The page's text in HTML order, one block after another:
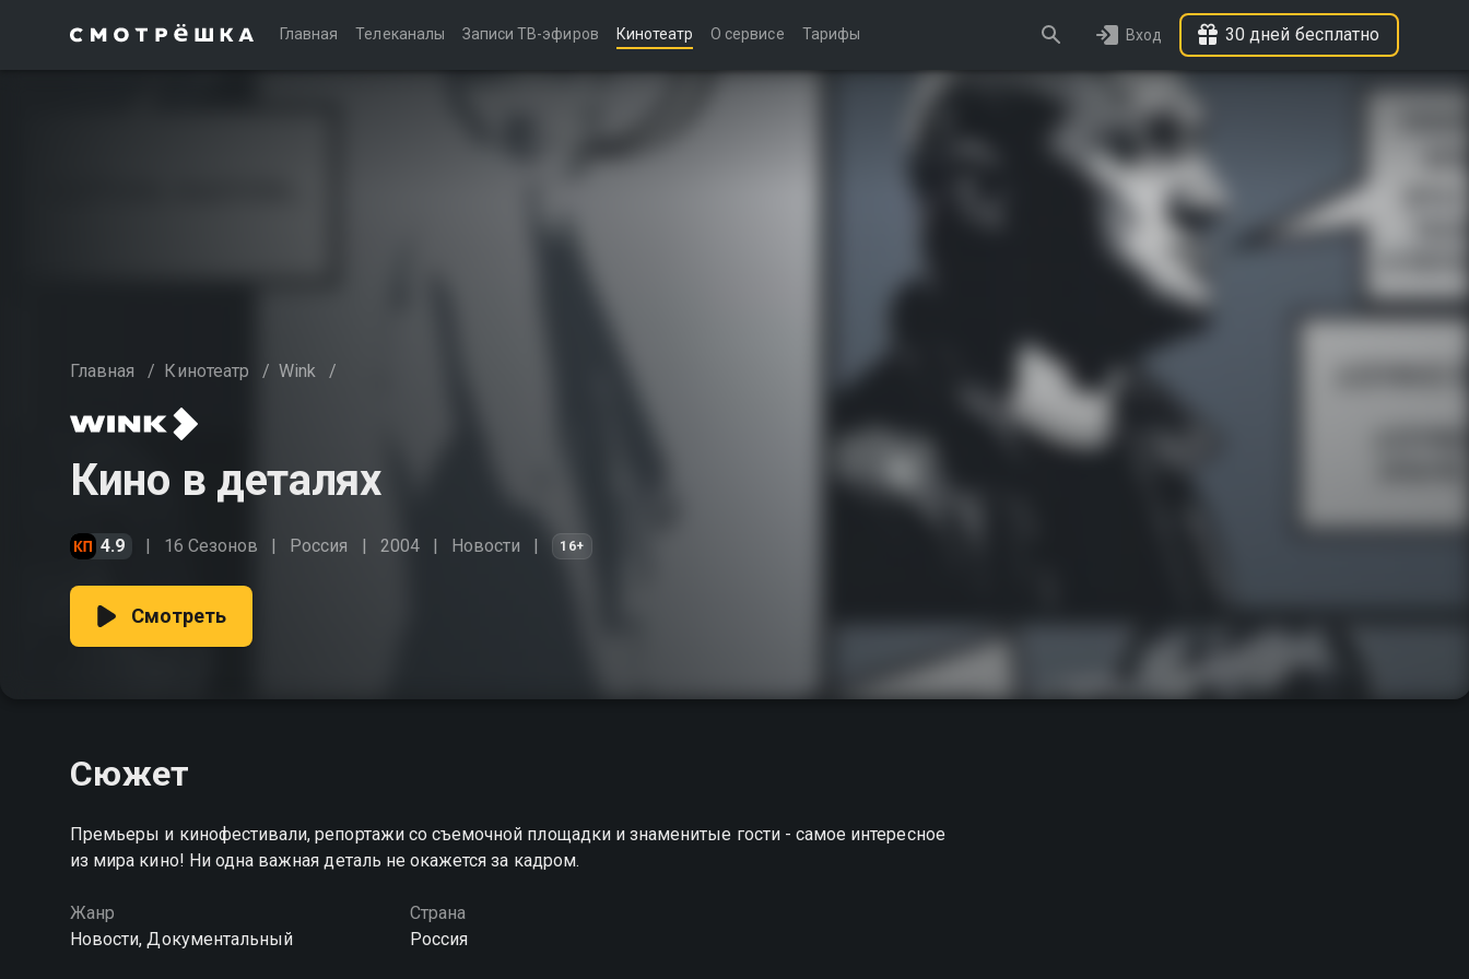
Главная Телеканалы Записи ТВ-эфиров Кинотеатр О сервисе Тарифы Вход 30 дней бесплатно
Главная / Кинотеатр / Wink /
Кино в деталях
4.9 16 Сезонов Россия 2004 Новости 16+
Смотреть
Сюжет
Премьеры и кинофестивали, репортажи со съемочной площадки и знаменитые гости - самое интересное
из мира кино! Ни одна важная деталь не окажется за кадром.
Жанр
Новости, Документальный
Страна
Россия